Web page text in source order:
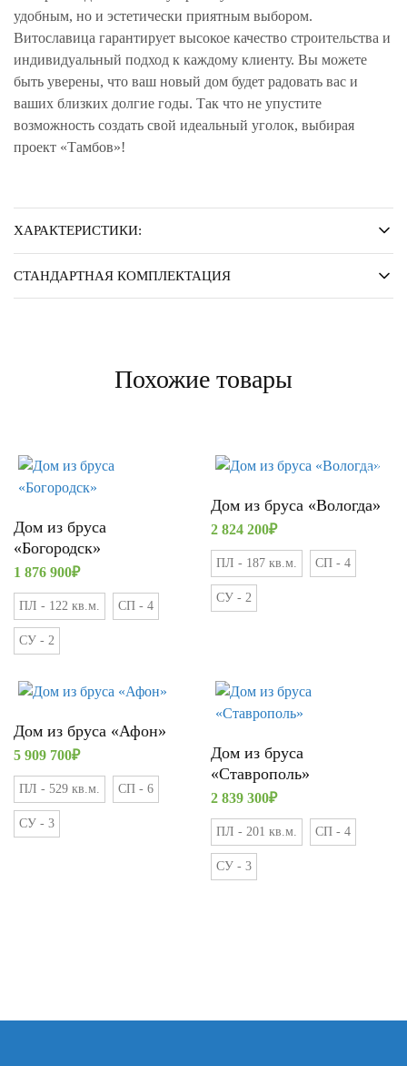
удобным, но и эстетически приятным выбором.
Витославица гарантирует высокое качество строительства и
индивидуальный подход к каждому клиенту. Вы можете
быть уверены, что ваш новый дом будет радовать вас и
ваших близких долгие годы. Так что не упустите
возможность создать свой идеальный уголок, выбирая
проект «Тамбов»!
ХАРАКТЕРИСТИКИ:
СТАНДАРТНАЯ КОМПЛЕКТАЦИЯ
Похожие товары
Дом из бруса
«Богородск»
1 876 900₽
ПЛ - 122 кв.м. СП - 4
СУ - 2
Дом из бруса «Вологда»
2 824 200₽
ПЛ - 187 кв.м. СП - 4
СУ - 2
Дом из бруса «Афон»
5 909 700₽
ПЛ - 529 кв.м. СП - 6
СУ - 3
Дом из бруса
«Ставрополь»
2 839 300₽
ПЛ - 201 кв.м. СП - 4
СУ - 3